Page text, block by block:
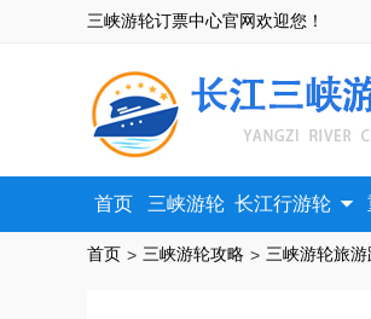
三峡游轮订票中心官网欢迎您！
首页 三峡游轮 长江行游轮 
首页 > 三峡游轮攻略 > 三峡游轮旅